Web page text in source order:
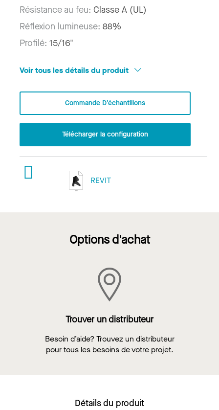
Résistance au feu: Classe A (UL)
Réflexion lumineuse: 88%
Profilé: 15/16"
Voir tous les détails du produit
Commande D’échantillons
Télécharger la configuration
REVIT
Options d'achat
Trouver un distributeur
Besoin d’aide? Trouvez un distributeur
pour tous les besoins de votre projet.
Détails du produit